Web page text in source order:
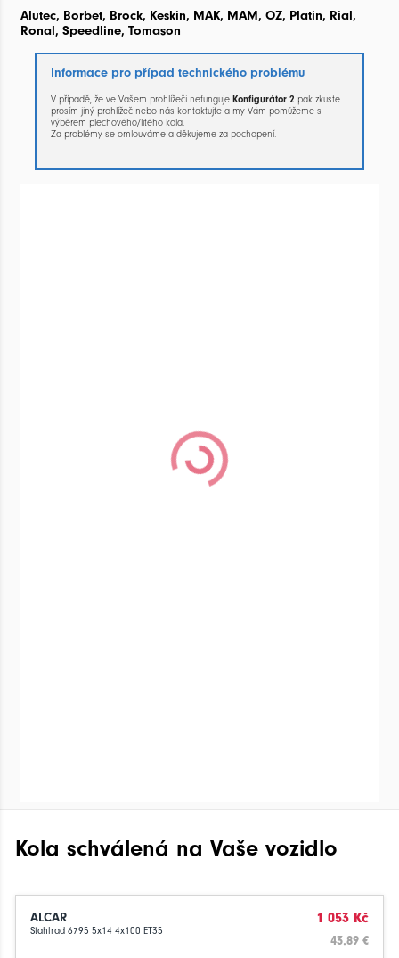
Alutec, Borbet, Brock, Keskin, MAK, MAM, OZ, Platin, Rial,
Ronal, Speedline, Tomason
Informace pro případ technického problému
V případě, že ve Vašem prohlížeči nefunguje Konfigurátor 2 pak zkuste
prosím jiný prohlížeč nebo nás kontaktujte a my Vám pomůžeme s
výběrem plechového/litého kola.
Za problémy se omlouváme a děkujeme za pochopení.
Kola schválená na Vaše vozidlo
ALCAR
Stahlrad 6795 5x14 4x100 ET35
1 053 Kč
43.89 €